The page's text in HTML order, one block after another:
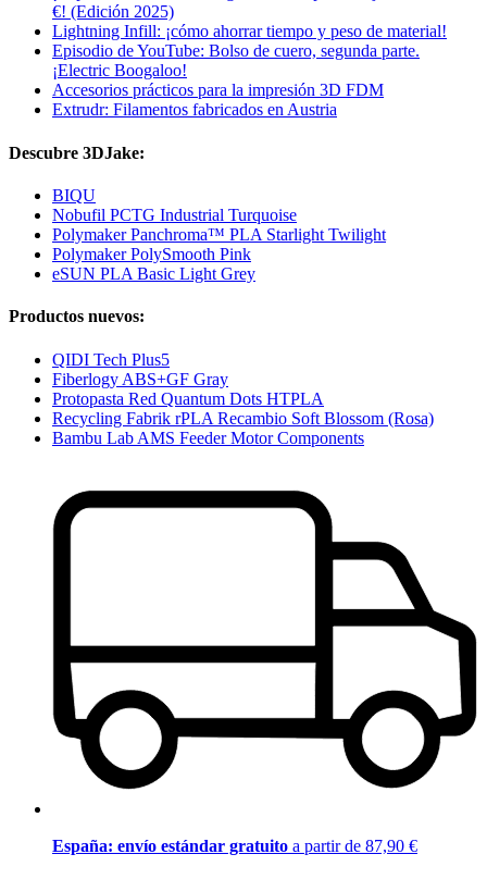
€! (Edición 2025)
Lightning Infill: ¡cómo ahorrar tiempo y peso de material!
Episodio de YouTube: Bolso de cuero, segunda parte.
¡Electric Boogaloo!
Accesorios prácticos para la impresión 3D FDM
Extrudr: Filamentos fabricados en Austria
Descubre 3DJake:
BIQU
Nobufil PCTG Industrial Turquoise
Polymaker Panchroma™ PLA Starlight Twilight
Polymaker PolySmooth Pink
eSUN PLA Basic Light Grey
Productos nuevos:
QIDI Tech Plus5
Fiberlogy ABS+GF Gray
Protopasta Red Quantum Dots HTPLA
Recycling Fabrik rPLA Recambio Soft Blossom (Rosa)
Bambu Lab AMS Feeder Motor Components
España: envío estándar gratuito a partir de 87,90 €